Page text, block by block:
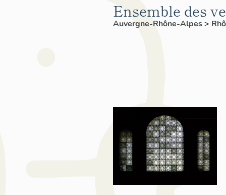
Ensemble des
Auvergne-Rhône-Alpes>